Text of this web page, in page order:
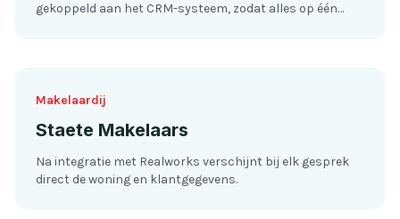
gekoppeld aan het CRM-systeem, zodat alles op één
Makelaardij
Staete Makelaars
Na integratie met Realworks verschijnt bij elk gesprek
direct de woning en klantgegevens.